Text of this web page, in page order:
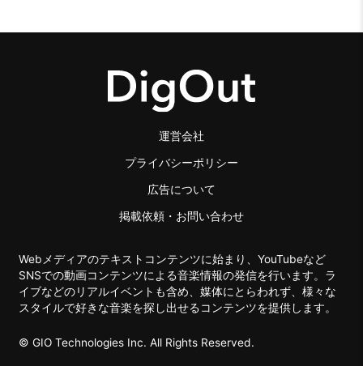
運営会社
プライバシーポリシー
広告について
掲載依頼・お問い合わせ
Webメディアのテキストコンテンツに始まり、YouTubeなど
SNSでの動画コンテンツによる音楽情報の発信を行います。ラ
イブなどのリアルイベントも含め、媒体にとらわれず、様々な
スタイルで好きな音楽を探し出せるコンテンツを提供します。
© GIO Technologies Inc. All Rights Reserved.